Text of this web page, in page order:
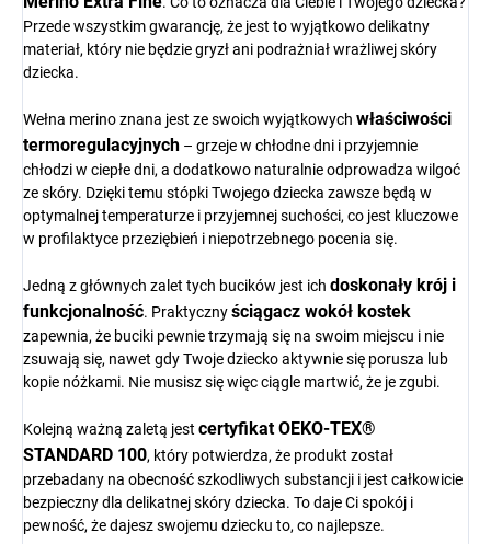
Przede wszystkim gwarancję, że jest to wyjątkowo delikatny
materiał, który nie będzie gryzł ani podrażniał wrażliwej skóry
dziecka.
Wełna merino znana jest ze swoich wyjątkowych właściwości
termoregulacyjnych – grzeje w chłodne dni i przyjemnie
chłodzi w ciepłe dni, a dodatkowo naturalnie odprowadza wilgoć
ze skóry. Dzięki temu stópki Twojego dziecka zawsze będą w
optymalnej temperaturze i przyjemnej suchości, co jest kluczowe
w profilaktyce przeziębień i niepotrzebnego pocenia się.
Jedną z głównych zalet tych bucików jest ich doskonały krój i
funkcjonalność. Praktycznyściągacz wokół kostek
zapewnia, że buciki pewnie trzymają się na swoim miejscu i nie
zsuwają się, nawet gdy Twoje dziecko aktywnie się porusza lub
kopie nóżkami. Nie musisz się więc ciągle martwić, że je zgubi.
Kolejną ważną zaletą jest certyfikat OEKO-TEX®
STANDARD 100, który potwierdza, że produkt został
przebadany na obecność szkodliwych substancji i jest całkowicie
bezpieczny dla delikatnej skóry dziecka. To daje Ci spokój i
pewność, że dajesz swojemu dziecku to, co najlepsze.